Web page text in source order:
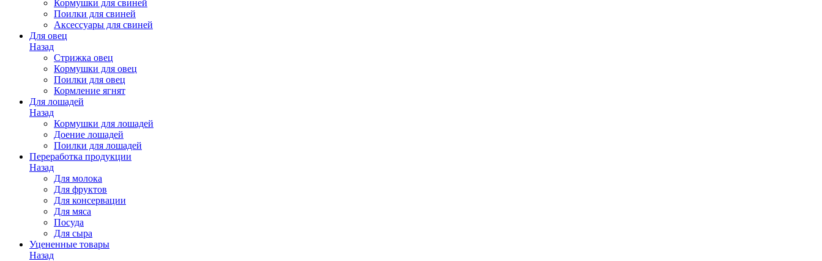
Кормушки для свиней
Поилки для свиней
Аксессуары для свиней
Для овец
Назад
Стрижка овец
Кормушки для овец
Поилки для овец
Кормление ягнят
Для лошадей
Назад
Кормушки для лошадей
Доение лошадей
Поилки для лошадей
Переработка продукции
Назад
Для молока
Для фруктов
Для консервации
Для мяса
Посуда
Для сыра
Уцененные товары
Назад